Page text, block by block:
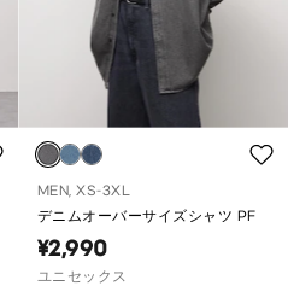
MEN, XS-3XL
デニムオーバーサイズシャツ PF
¥2,990
ユニセックス